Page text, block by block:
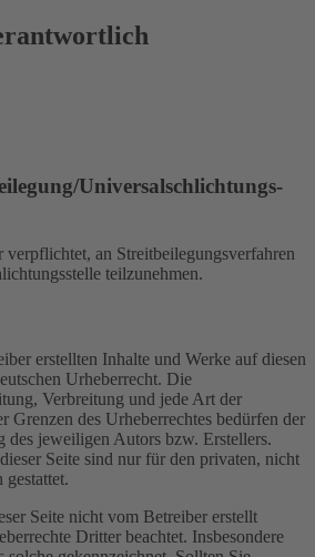
Universal­schlichtungs­
an Streitbeilegungsverfahren
teilzunehmen.
erstellten Inhalte und Werke auf diesen
Urheberrecht. Die
Verbreitung und jede Art der
Grenzen des Urheberrechtes bedürfen der
des jeweiligen Autors bzw. Erstellers.
Seite sind nur für den privaten, nicht
Seite nicht vom Betreiber erstellt
Dritter beachtet. Insbesondere